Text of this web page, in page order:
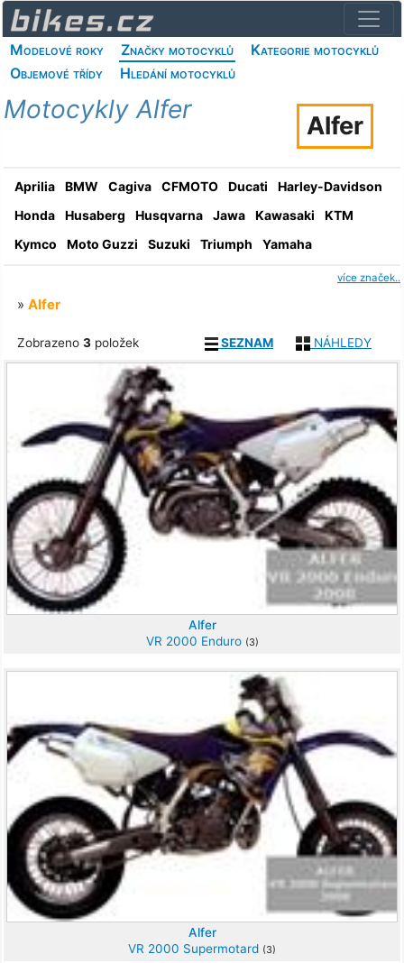
Modelové roky Značky motocyklů
Kategorie motocyklů
Objemové třídy
Hledání motocyklů
Alfer
Motocykly Alfer
Aprilia BMW Cagiva CFMOTO Ducati
Harley-Davidson
Honda
Husaberg Husqvarna Jawa Kawasaki
KTM
Kymco
Moto Guzzi Suzuki Triumph Yamaha
více značek..
» Alfer
Zobrazeno 3 položek SEZNAM NÁHLEDY
Alfer
VR 2000 Enduro (3)
Alfer
VR 2000 Supermotard (3)